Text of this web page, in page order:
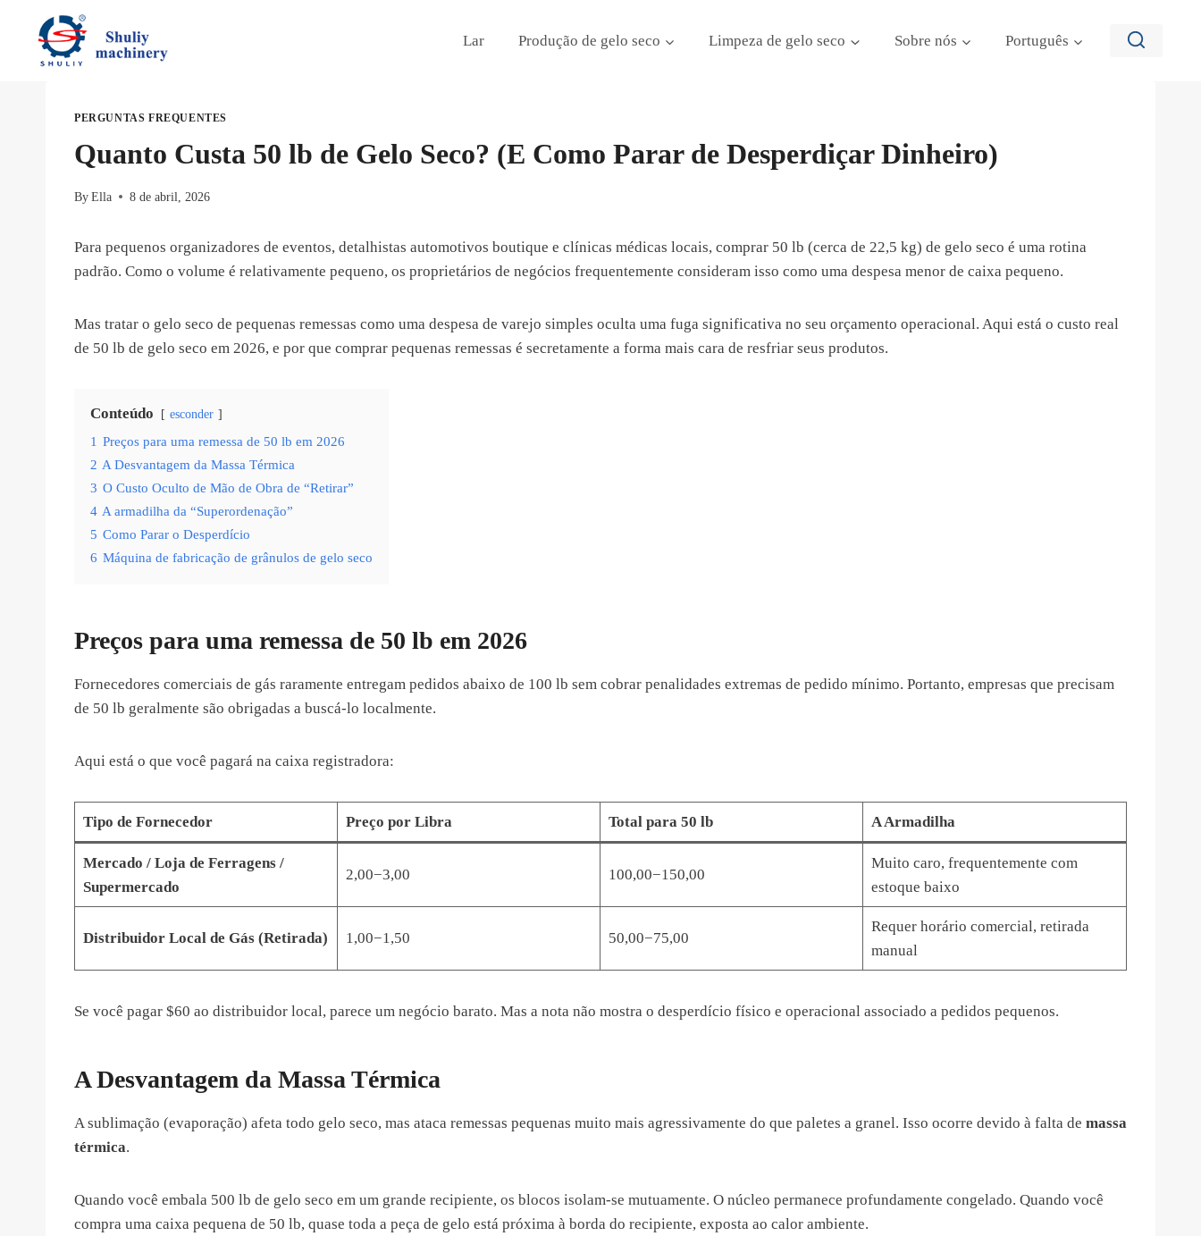
content
Lar Produção de gelo seco Limpeza de gelo seco Sobre nós Português
PERGUNTAS FREQUENTES
Quanto Custa 50 lb de Gelo Seco? (E Como Parar de Desperdiçar Dinheiro)
By Ella 8 de abril, 2026
Para pequenos organizadores de eventos, detalhistas automotivos boutique e clínicas médicas locais, comprar 50 lb (cerca de 22,5 kg) de gelo seco é uma rotina
padrão. Como o volume é relativamente pequeno, os proprietários de negócios frequentemente consideram isso como uma despesa menor de caixa pequeno.
Mas tratar o gelo seco de pequenas remessas como uma despesa de varejo simples oculta uma fuga significativa no seu orçamento operacional. Aqui está o custo real
de 50 lb de gelo seco em 2026, e por que comprar pequenas remessas é secretamente a forma mais cara de resfriar seus produtos.
Conteúdo esconder
1 Preços para uma remessa de 50 lb em 2026
2 A Desvantagem da Massa Térmica
3 O Custo Oculto de Mão de Obra de “Retirar”
4 A armadilha da “Superordenação”
5 Como Parar o Desperdício
6 Máquina de fabricação de grânulos de gelo seco
Preços para uma remessa de 50 lb em 2026
Fornecedores comerciais de gás raramente entregam pedidos abaixo de 100 lb sem cobrar penalidades extremas de pedido mínimo. Portanto, empresas que precisam
de 50 lb geralmente são obrigadas a buscá-lo localmente.
Aqui está o que você pagará na caixa registradora:
Tipo de Fornecedor Preço por Libra Total para 50 lb A Armadilha
Mercado / Loja de Ferragens /
Supermercado
2,00−3,00 100,00−150,00
Muito caro, frequentemente com
estoque baixo
Distribuidor Local de Gás (Retirada) 1,00−1,50 50,00−75,00
Requer horário comercial, retirada
manual
Se você pagar $60 ao distribuidor local, parece um negócio barato. Mas a nota não mostra o desperdício físico e operacional associado a pedidos pequenos.
A Desvantagem da Massa Térmica
A sublimação (evaporação) afeta todo gelo seco, mas ataca remessas pequenas muito mais agressivamente do que paletes a granel. Isso ocorre devido à falta de massa
térmica.
Quando você embala 500 lb de gelo seco em um grande recipiente, os blocos isolam-se mutuamente. O núcleo permanece profundamente congelado. Quando você
compra uma caixa pequena de 50 lb, quase toda a peça de gelo está próxima à borda do recipiente, exposta ao calor ambiente.